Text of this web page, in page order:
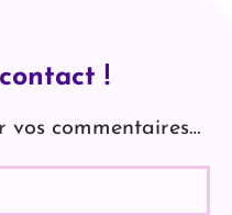
!
vos commentaires…